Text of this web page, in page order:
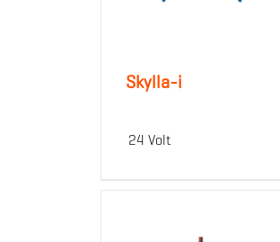
Skylla-i
24 Volt